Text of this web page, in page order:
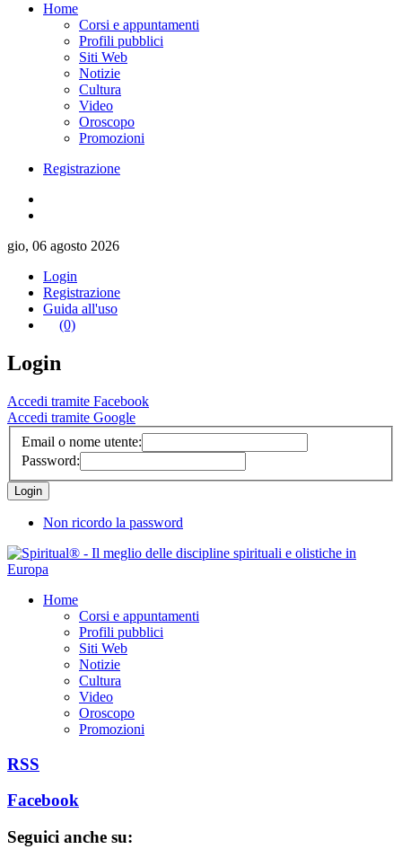
Home
Corsi e appuntamenti
Profili pubblici
Siti Web
Notizie
Cultura
Video
Oroscopo
Promozioni
Registrazione
gio, 06 agosto 2026
Login
Registrazione
Guida all'uso
(0)
Login
Accedi tramite Facebook
Accedi tramite Google
Email o nome utente:
Password:
Non ricordo la password
Home
Corsi e appuntamenti
Profili pubblici
Siti Web
Notizie
Cultura
Video
Oroscopo
Promozioni
RSS
Facebook
Seguici anche su: